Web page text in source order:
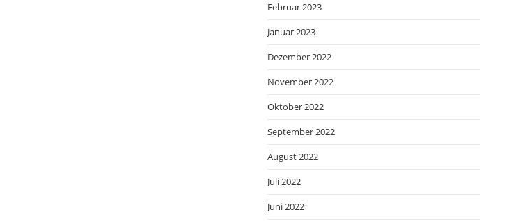
Februar 2023
Januar 2023
Dezember 2022
November 2022
Oktober 2022
September 2022
August 2022
Juli 2022
Juni 2022